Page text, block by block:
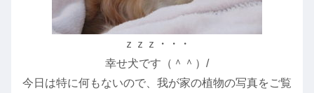
ｚｚｚ・・・
幸せ犬です（＾＾）/
今日は特に何もないので、我が家の植物の写真をご覧